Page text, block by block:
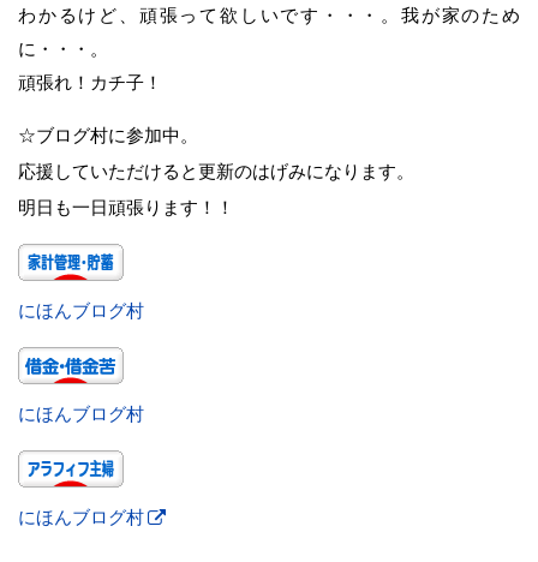
わかるけど、頑張って欲しいです・・・。我が家のため
に・・・。
頑張れ！カチ子！
☆ブログ村に参加中。
応援していただけると更新のはげみになります。
明日も一日頑張ります！！
にほんブログ村
にほんブログ村
にほんブログ村